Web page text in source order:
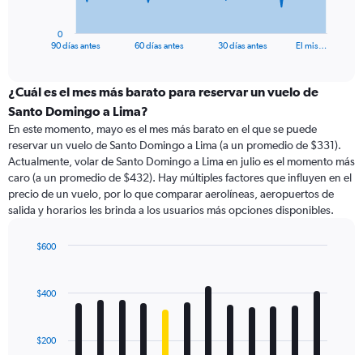
categories.
Range:
categories.
The
chart
has
1
Y
displaying
90 días antes 60 días antes 30 días antes El mis…
0
¿Cuál es el mes más barato para reservar un vuelo de
Santo Domingo a Lima?
En este momento, mayo es el mes más barato en el que se puede
reservar un vuelo de Santo Domingo a Lima (a un promedio de $331).
Actualmente, volar de Santo Domingo a Lima en julio es el momento más
caro (a un promedio de $432). Hay múltiples factores que influyen en el
precio de un vuelo, por lo que comparar aerolíneas, aeropuertos de
salida y horarios les brinda a los usuarios más opciones disponibles.
with
12
The
$200
$400
$600